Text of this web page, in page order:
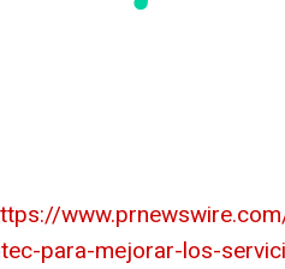
para-mejorar-los-